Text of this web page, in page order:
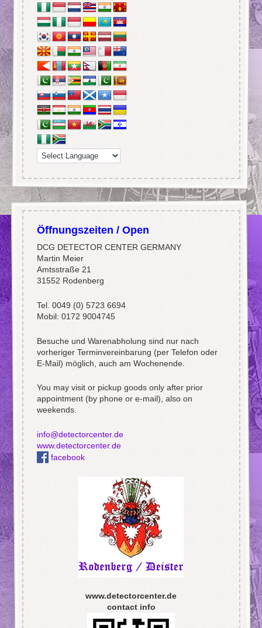
Öffnungszeiten / Open
DCG DETECTOR CENTER GERMANY
Martin Meier
Amtsstraße 21
31552 Rodenberg
Tel. 0049 (0) 5723 6694
Mobil: 0172 9004745
Besuche und Warenabholung sind nur nach
vorheriger Terminvereinbarung (per Telefon oder
E-Mail) möglich, auch am Wochenende.
You may visit or pickup goods only after prior
appointment (by phone or e-mail), also on
weekends.
info@detectorcenter.de
www.detectorcenter.de
facebook
www.detectorcenter.de
contact info